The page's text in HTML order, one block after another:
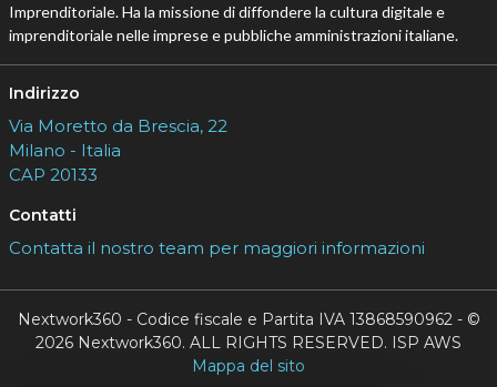
Imprenditoriale. Ha la missione di diffondere la cultura digitale e
imprenditoriale nelle imprese e pubbliche amministrazioni italiane.
Indirizzo
Via Moretto da Brescia, 22
Milano - Italia
CAP 20133
Contatti
Contatta il nostro team per maggiori informazioni
Nextwork360 - Codice fiscale e Partita IVA 13868590962 - ©
2026 Nextwork360. ALL RIGHTS RESERVED. ISP AWS
Mappa del sito